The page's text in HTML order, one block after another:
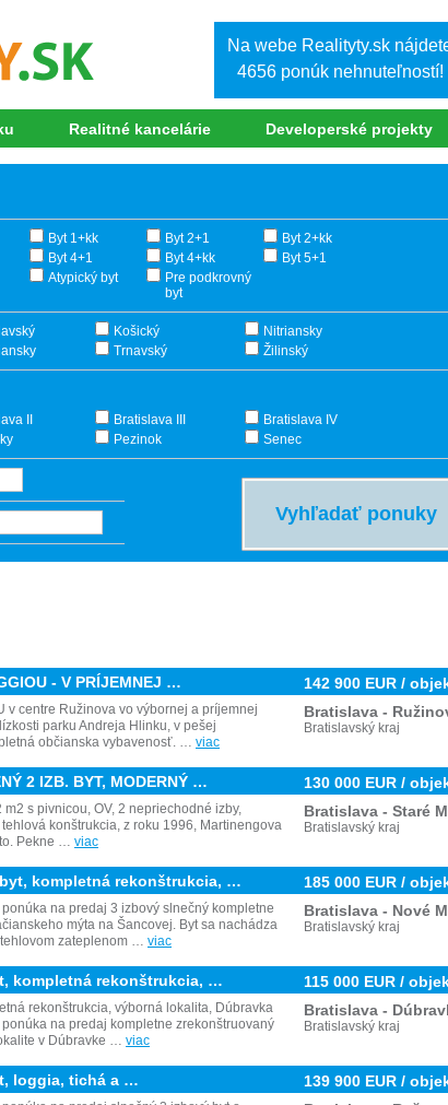
Na webe Realityty.sk
4656 ponúk nehnuteľností!
Realitné kancelárie Developerské projekty
Byt 1+kk Byt 2+1
Byt 2+kk
Byt 4+1 Byt 4+kk
Byt 5+1
Atypický byt
Pre podkrovný
byt
Košický
Nitriansky
Trnavský Žilinský
II Bratislava III
Bratislava IV
Pezinok Senec
- V PRÍJEMNEJ …
v centre Ružinova vo výbornej a príjemnej
parku Andreja Hlinku, v pešej
občianska vybavenosť. … viac
142 900 EUR /
Bratislava -
Bratislavský kraj
2 IZB. BYT, MODERNÝ …
s pivnicou, OV, 2 nepriechodné izby,
konštrukcia, z roku 1996, Martinengova
Pekne … viac
130 000 EUR /
Bratislava - Staré
Bratislavský kraj
kompletná rekonštrukcia, …
na predaj 3 izbový slnečný kompletne
mýta na Šancovej. Byt sa nachádza
zateplenom … viac
185 000 EUR /
Bratislava - Nové
Bratislavský kraj
kompletná rekonštrukcia, …
rekonštrukcia, výborná lokalita, Dúbravka
na predaj kompletne zrekonštruovaný
v Dúbravke … viac
115 000 EUR /
Bratislava -
Bratislavský kraj
loggia, tichá a …
139 900 EUR /